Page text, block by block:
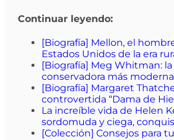
Continuar leyendo:
[Biografía] Mellon, el
Estados Unidos de la era
[Biografía] Meg Whitman:
conservadora más
[Biografía] Margaret
controvertida “Dama de
La increíble vida de Helen
sordomuda y ciega,
[Colección] Consejos para